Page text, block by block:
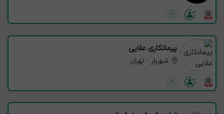
پیمانکاری علایی
شهریار - تهران